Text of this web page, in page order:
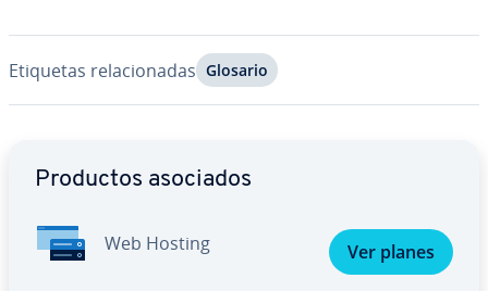
Etiquetas re­la­cio­na­das Glosario
Productos asociados
Web Hosting Ver planes